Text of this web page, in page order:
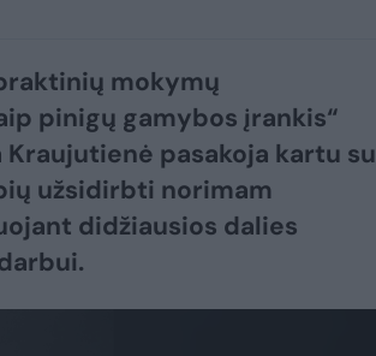
mokymų
pinigų gamybos įrankis“
pasakoja kartu su
užsidirbti norimam
didžiausios dalies